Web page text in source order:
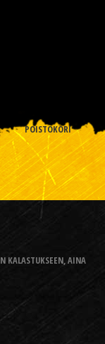
POISTOKORI
KALASTUKSEEN, AINA